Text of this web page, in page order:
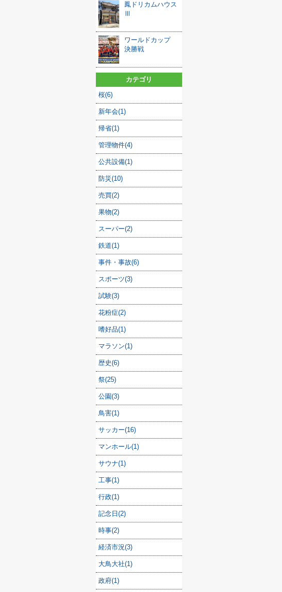
鳳ドリカムハウス
Ⅲ
ワールドカップ
決勝戦
カテゴリ
桜(6)
新年会(1)
帰省(1)
管理物件(4)
公共設備(1)
防災(10)
売買(2)
果物(2)
スーパー(2)
鉄道(1)
事件・事故(6)
スポーツ(3)
試験(3)
花粉症(2)
嗜好品(1)
マラソン(1)
歴史(6)
祭(25)
公園(3)
鳥害(1)
サッカー(16)
マンホール(1)
サウナ(1)
工事(1)
行政(1)
記念日(2)
時事(2)
経済市況(3)
大鳥大社(1)
政府(1)